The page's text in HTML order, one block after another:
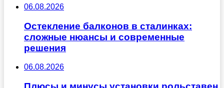
06.08.2026
Остекление балконов в сталинках:
сложные нюансы и современные
решения
06.08.2026